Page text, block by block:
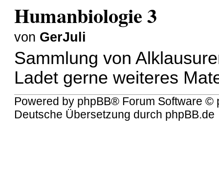
Humanbiologie 3
von GerJuli
Sammlung von
Ladet gerne weiteres
Powered by phpBB® Forum Software ©
Deutsche Übersetzung durch phpBB.de